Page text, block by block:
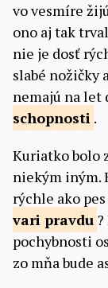
vo vesmíre
ono aj tak
nie je dosť
slabé nožičky
nemajú na let
schopnosti .
Kuriatko bolo
niekým iným.
rýchle ako
vari pravdu
pochybnosti
zo mňa bude